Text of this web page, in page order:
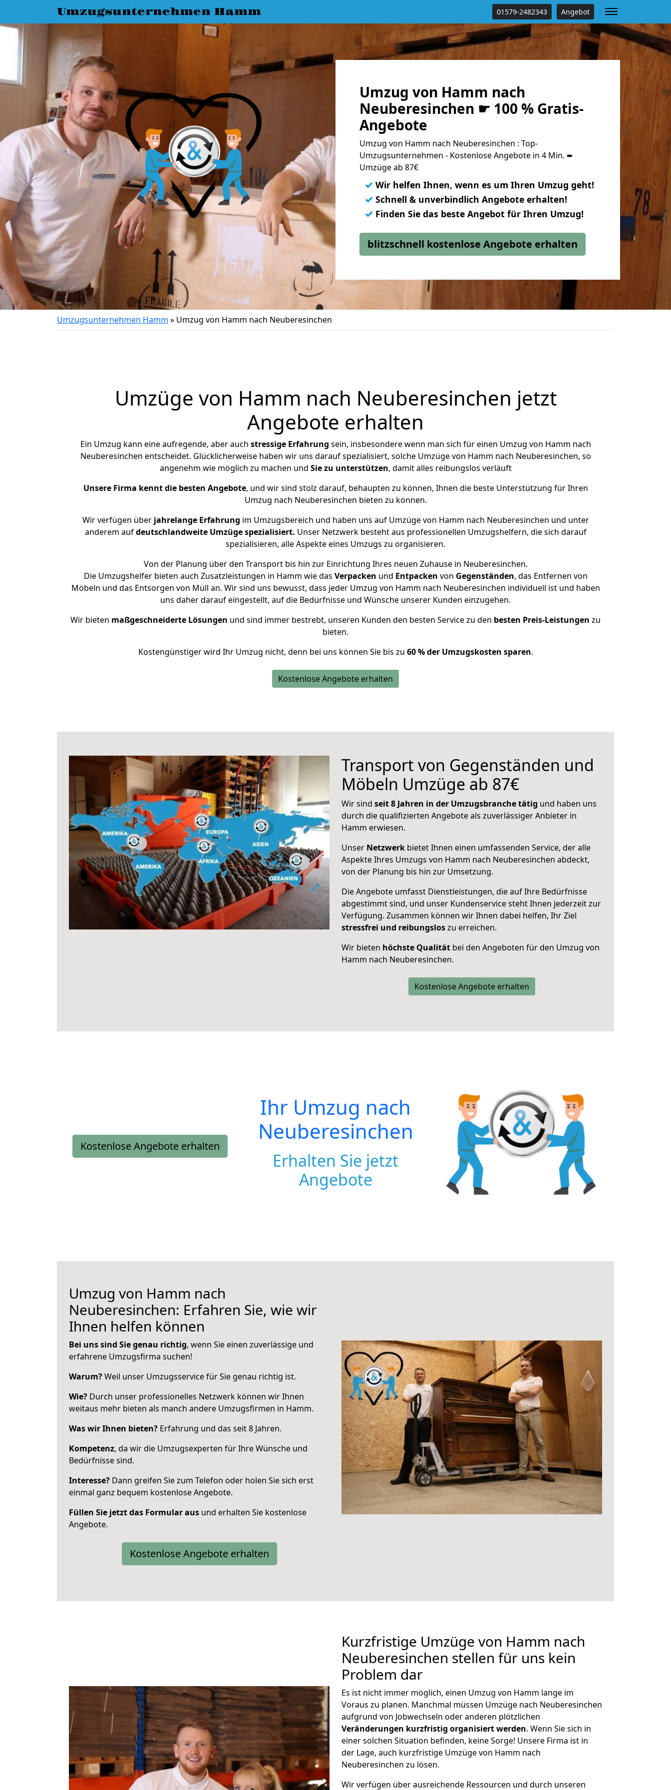
Umzugsunternehmen Hamm 01579-2482343 Angebot
Umzug von Hamm nach
Neuberesinchen ☛ 100 % Gratis-
Angebote
Umzug von Hamm nach Neuberesinchen : Top-
Umzugsunternehmen - Kostenlose Angebote in 4 Min. ➨
Umzüge ab 87€
✓ Wir helfen Ihnen, wenn es um Ihren Umzug geht!
✓ Schnell & unverbindlich Angebote erhalten!
✓ Finden Sie das beste Angebot für Ihren Umzug!
blitzschnell kostenlose Angebote erhalten
Umzugsunternehmen Hamm » Umzug von Hamm nach Neuberesinchen
Umzüge von Hamm nach Neuberesinchen jetzt
Angebote erhalten
Ein Umzug kann eine aufregende, aber auch stressige Erfahrung sein, insbesondere wenn man sich für einen Umzug von Hamm nach
Neuberesinchen entscheidet. Glücklicherweise haben wir uns darauf spezialisiert, solche Umzüge von Hamm nach Neuberesinchen, so
angenehm wie möglich zu machen und Sie zu unterstützen, damit alles reibungslos verläuft
Unsere Firma kennt die besten Angebote, und wir sind stolz darauf, behaupten zu können, Ihnen die beste Unterstützung für Ihren
Umzug nach Neuberesinchen bieten zu können.
Wir verfügen überjahrelange Erfahrung im Umzugsbereich und haben uns auf Umzüge von Hamm nach Neuberesinchen und unter
anderem aufdeutschlandweite Umzüge spezialisiert. Unser Netzwerk besteht aus professionellen Umzugshelfern, die sich darauf
spezialisieren, alle Aspekte eines Umzugs zu organisieren.
Von der Planung über den Transport bis hin zur Einrichtung Ihres neuen Zuhause in Neuberesinchen.
Die Umzugshelfer bieten auch Zusatzleistungen in Hamm wie das Verpacken und Entpacken von Gegenständen, das Entfernen von
Möbeln und das Entsorgen von Müll an. Wir sind uns bewusst, dass jeder Umzug von Hamm nach Neuberesinchen individuell ist und haben
uns daher darauf eingestellt, auf die Bedürfnisse und Wünsche unserer Kunden einzugehen.
Wir bieten maßgeschneiderte Lösungen und sind immer bestrebt, unseren Kunden den besten Service zu den besten Preis-Leistungen zu
bieten.
Kostengünstiger wird Ihr Umzug nicht, denn bei uns können Sie bis zu 60 % der Umzugskosten sparen.
Kostenlose Angebote erhalten
Transport von Gegenständen und
Möbeln Umzüge ab 87€
Wir sind seit 8 Jahren in der Umzugsbranche tätig und haben uns
durch die qualifizierten Angebote als zuverlässiger Anbieter in
Hamm erwiesen.
Unser Netzwerk bietet Ihnen einen umfassenden Service, der alle
Aspekte Ihres Umzugs von Hamm nach Neuberesinchen abdeckt,
von der Planung bis hin zur Umsetzung.
Die Angebote umfasst Dienstleistungen, die auf Ihre Bedürfnisse
abgestimmt sind, und unser Kundenservice steht Ihnen jederzeit zur
Verfügung. Zusammen können wir Ihnen dabei helfen, Ihr Ziel
stressfrei und reibungsloszu erreichen.
Wir bieten höchste Qualität bei den Angeboten für den Umzug von
Hamm nach Neuberesinchen.
Kostenlose Angebote erhalten
Kostenlose Angebote erhalten
Ihr Umzug nach
Neuberesinchen
Erhalten Sie jetzt
Angebote
Umzug von Hamm nach
Neuberesinchen: Erfahren Sie, wie wir
Ihnen helfen können
Bei uns sind Sie genau richtig, wenn Sie einen zuverlässige und
erfahrene Umzugsfirma suchen!
Warum?Weil unser Umzugsservice für Sie genau richtig ist.
Wie? Durch unser professionelles Netzwerk können wir Ihnen
weitaus mehr bieten als manch andere Umzugsfirmen in Hamm.
Was wir Ihnen bieten? Erfahrung und das seit 8 Jahren.
Kompetenz, da wir die Umzugsexperten für Ihre Wünsche und
Bedürfnisse sind.
Interesse? Dann greifen Sie zum Telefon oder holen Sie sich erst
einmal ganz bequem kostenlose Angebote.
Füllen Sie jetzt das Formular aus und erhalten Sie kostenlose
Angebote.
Kostenlose Angebote erhalten
Kurzfristige Umzüge von Hamm nach
Neuberesinchen stellen für uns kein
Problem dar
Es ist nicht immer möglich, einen Umzug von Hamm lange im
Voraus zu planen. Manchmal müssen Umzüge nach Neuberesinchen
aufgrund von Jobwechseln oder anderen plötzlichen
Veränderungen kurzfristig organisiert werden. Wenn Sie sich in
einer solchen Situation befinden, keine Sorge! Unsere Firma ist in
der Lage, auch kurzfristige Umzüge von Hamm nach
Neuberesinchen zu lösen.
Wir verfügen über ausreichende Ressourcen und durch unseren